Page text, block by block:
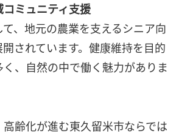
コミュニティ支援
、地元の農業を支えるシニア向
されています。健康維持を目的
、自然の中で働く魅力がありま
齢化が進む東久留米市ならでは